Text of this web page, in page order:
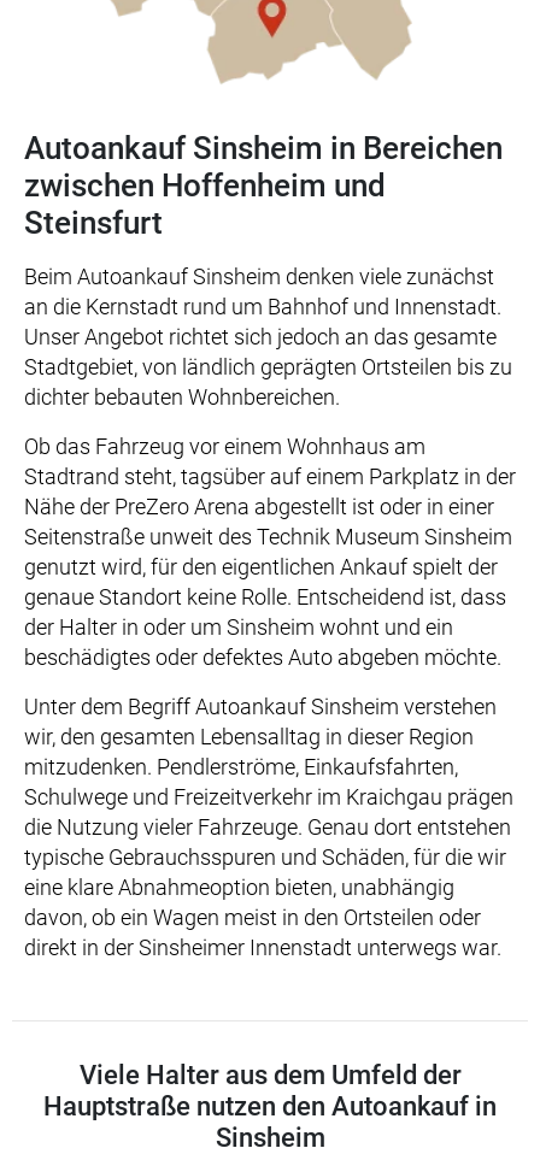
Autoankauf Sinsheim in Bereichen
zwischen Hoffenheim und
Steinsfurt
Beim Autoankauf Sinsheim denken viele zunächst
an die Kernstadt rund um Bahnhof und Innenstadt.
Unser Angebot richtet sich jedoch an das gesamte
Stadtgebiet, von ländlich geprägten Ortsteilen bis zu
dichter bebauten Wohnbereichen.
Ob das Fahrzeug vor einem Wohnhaus am
Stadtrand steht, tagsüber auf einem Parkplatz in der
Nähe der PreZero Arena abgestellt ist oder in einer
Seitenstraße unweit des Technik Museum Sinsheim
genutzt wird, für den eigentlichen Ankauf spielt der
genaue Standort keine Rolle. Entscheidend ist, dass
der Halter in oder um Sinsheim wohnt und ein
beschädigtes oder defektes Auto abgeben möchte.
Unter dem Begriff Autoankauf Sinsheim verstehen
wir, den gesamten Lebensalltag in dieser Region
mitzudenken. Pendlerströme, Einkaufsfahrten,
Schulwege und Freizeitverkehr im Kraichgau prägen
die Nutzung vieler Fahrzeuge. Genau dort entstehen
typische Gebrauchsspuren und Schäden, für die wir
eine klare Abnahmeoption bieten, unabhängig
davon, ob ein Wagen meist in den Ortsteilen oder
direkt in der Sinsheimer Innenstadt unterwegs war.
Viele Halter aus dem Umfeld der
Hauptstraße nutzen den Autoankauf in
Sinsheim